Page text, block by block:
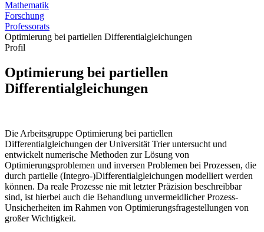
Mathematik
Forschung
Professorats
Optimierung bei partiellen Differentialgleichungen
Profil
Optimierung bei partiellen
Differentialgleichungen
Die Arbeitsgruppe Optimierung bei partiellen
Differentialgleichungen der Universität Trier untersucht und
entwickelt numerische Methoden zur Lösung von
Optimierungsproblemen und inversen Problemen bei Prozessen, die
durch partielle (Integro-)Differentialgleichungen modelliert werden
können. Da reale Prozesse nie mit letzter Präzision beschreibbar
sind, ist hierbei auch die Behandlung unvermeidlicher Prozess-
Unsicherheiten im Rahmen von Optimierungsfragestellungen von
großer Wichtigkeit.